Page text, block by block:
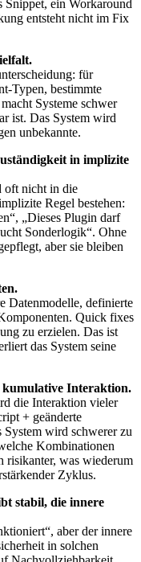
Snippet, ein Workaround
entsteht nicht im Fix
für
Typen, bestimmte
Systeme schwer
ist. Das System wird
unbekannte.
in implizite
oft nicht in die
Regel bestehen:
„Dieses Plugin darf
Sonderlogik“. Ohne
aber sie bleiben
Datenmodelle, definierte
Quick fixes
zu erzielen. Das ist
das System seine
kumulative Interaktion.
die Interaktion vieler
+ geänderte
wird schwerer zu
Kombinationen
risikanter, was wiederum
Zyklus.
stabil, die innere
aber der innere
in solchen